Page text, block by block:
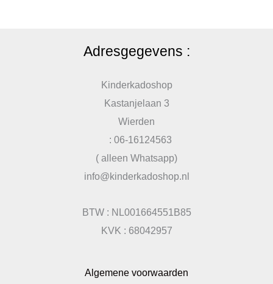
Adresgegevens :
Kinderkadoshop
Kastanjelaan 3
Wierden
: 06-16124563
( alleen Whatsapp)
info@kinderkadoshop.nl
BTW : NL001664551B85
KVK : 68042957
Algemene voorwaarden